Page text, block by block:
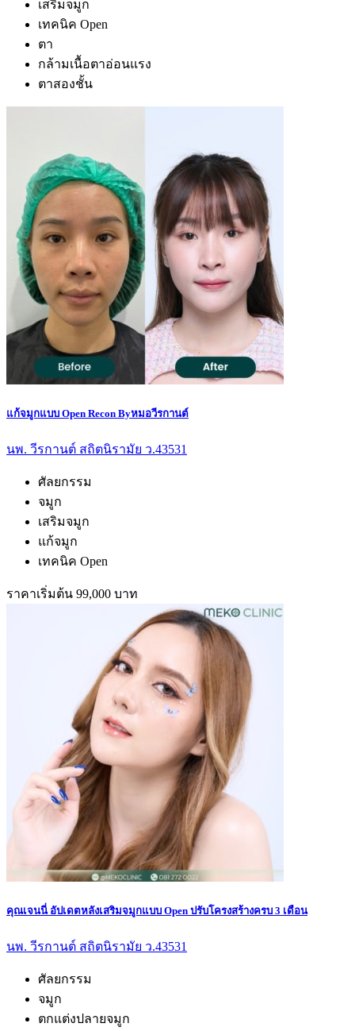
เสริมจมูก
เทคนิค Open
ตา
กล้ามเนื้อตาอ่อนแรง
ตาสองชั้น
แก้จมูกแบบ Open Recon Byหมอวีรกานต์
นพ. วีรกานต์ สถิตนิรามัย ว.43531
ศัลยกรรม
จมูก
เสริมจมูก
แก้จมูก
เทคนิค Open
ราคาเริ่มต้น 99,000 บาท
คุณเจนนี่ อัปเดตหลังเสริมจมูกแบบ Open ปรับโครงสร้างครบ 3 เดือน
นพ. วีรกานต์ สถิตนิรามัย ว.43531
ศัลยกรรม
จมูก
ตกแต่งปลายจมูก